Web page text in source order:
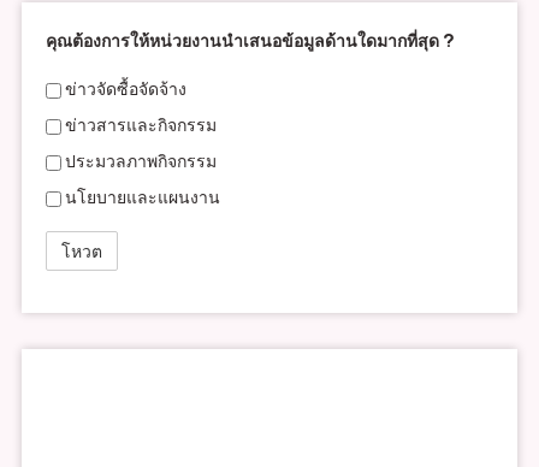
คุณต้องการให้หน่วยงานนำเสนอข้อมูลด้านใดมากที่สุด ?
ข่าวจัดซื้อจัดจ้าง
ข่าวสารและกิจกรรม
ประมวลภาพกิจกรรม
นโยบายและแผนงาน